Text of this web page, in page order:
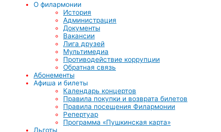
О филармонии
История
Администрация
Документы
Вакансии
Лига друзей
Мультимедиа
Противодействие коррупции
Обратная связь
Абонементы
Афиша и билеты
Календарь концертов
Правила покупки и возврата билетов
Правила посещения Филармонии
Репертуар
Программа «Пушкинская карта»
Льготы